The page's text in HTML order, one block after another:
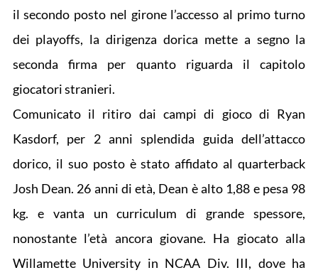
il secondo posto nel girone l’accesso al primo turno
dei playoffs, la dirigenza dorica mette a segno la
seconda firma per quanto riguarda il capitolo
giocatori stranieri.
Comunicato il ritiro dai campi di gioco di Ryan
Kasdorf, per 2 anni splendida guida dell’attacco
dorico, il suo posto è stato affidato al quarterback
Josh Dean. 26 anni di età, Dean è alto 1,88 e pesa 98
kg. e vanta un curriculum di grande spessore,
nonostante l’età ancora giovane. Ha giocato alla
Willamette University in NCAA Div. III, dove ha